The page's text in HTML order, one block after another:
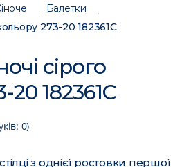
Балетки
273-20 182361C
сірого
20 182361C
0)
з однієї ростовки першої